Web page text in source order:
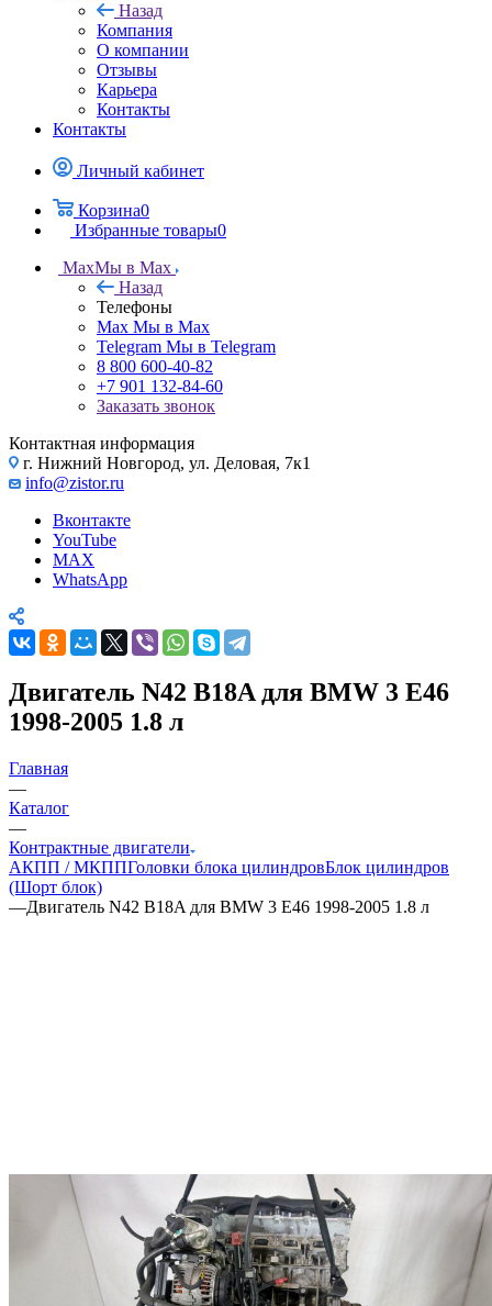
Назад
Компания
О компании
Отзывы
Карьера
Контакты
Контакты
Личный кабинет
Корзина0
Избранные товары0
MaxМы в Max
Назад
Телефоны
Max Мы в Max
Telegram Мы в Telegram
8 800 600-40-82
+7 901 132-84-60
Заказать звонок
Контактная информация
г. Нижний Новгород, ул. Деловая, 7к1
info@zistor.ru
Вконтакте
YouTube
MAX
WhatsApp
Двигатель N42 B18A для BMW 3 E46
1998-2005 1.8 л
Главная
—
Каталог
—
Контрактные двигатели
АКПП / МКППГоловки блока цилиндровБлок цилиндров
(Шорт блок)
—Двигатель N42 B18A для BMW 3 E46 1998-2005 1.8 л